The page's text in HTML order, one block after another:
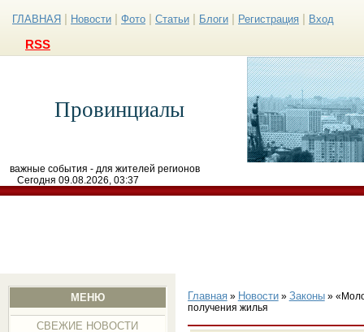
ГЛАВНАЯ Новости Фото Статьи Блоги Регистрация Вход
RSS
Провинциалы
важные события - для жителей регионов
Сегодня 09.08.2026, 03:37
МЕНЮ
СВЕЖИЕ НОВОСТИ
Главная» Новости» Законы»
получения жилья